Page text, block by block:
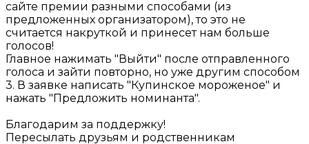
сайте премии разными способами (из
предложенных организатором), то это не
считается накруткой и принесет нам больше
голосов!
Главное нажимать "Выйти" после отправленного
голоса и зайти повторно, но уже другим способом
3. В заявке написать "Купинское мороженое" и
нажать "Предложить номинанта".
Благодарим за поддержку!
Пересылать друзьям и родственникам